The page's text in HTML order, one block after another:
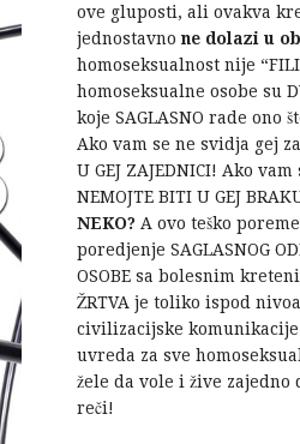
ove gluposti, ali ovakva
jednostavnone dolazi u
homoseksualnost nije
homoseksualne osobe su
koje SAGLASNO rade ono
Ako vam se ne svidja gej
U GEJ ZAJEDNICI! Ako
NEMOJTE BITI U GEJ
NEKO? A ovo teško
poredjenje SAGLASNOG
OSOBE sa bolesnim
ŽRTVA je toliko ispod
civilizacijske
uvreda za sve
žele da vole i žive zajedno
reči!